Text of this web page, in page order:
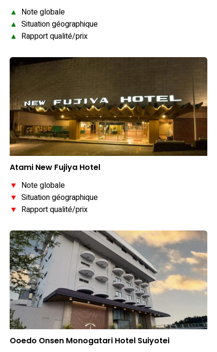
▲ Note globale
▲ Situation géographique
▲ Rapport qualité/prix
Atami New Fujiya Hotel
▼ Note globale
▼ Situation géographique
▼ Rapport qualité/prix
Ooedo Onsen Monogatari Hotel Suiyotei